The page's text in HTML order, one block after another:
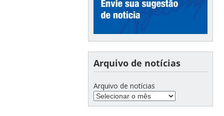
Arquivo de notícias
Arquivo de notícias